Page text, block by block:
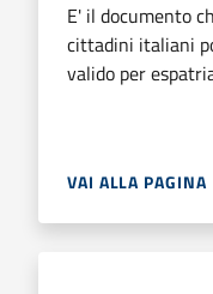
E' il documento
cittadini italiani
valido per
VAI ALLA PAGINA